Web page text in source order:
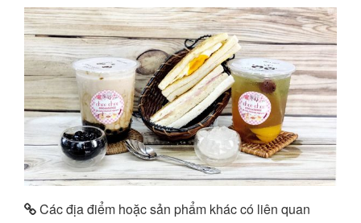
Các địa điểm hoặc sản phẩm khác có liên quan